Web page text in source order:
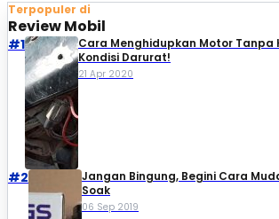
Terpopuler di
Review Mobil
#1
Cara Menghidupkan Motor Tanpa
Kondisi Darurat!
21 Apr 2020
#2
Jangan Bingung, Begini Cara
Soak
06 Sep 2019